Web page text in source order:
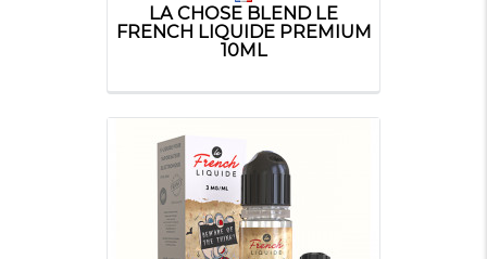
LA CHOSE BLEND LE
FRENCH LIQUIDE PREMIUM
10ML